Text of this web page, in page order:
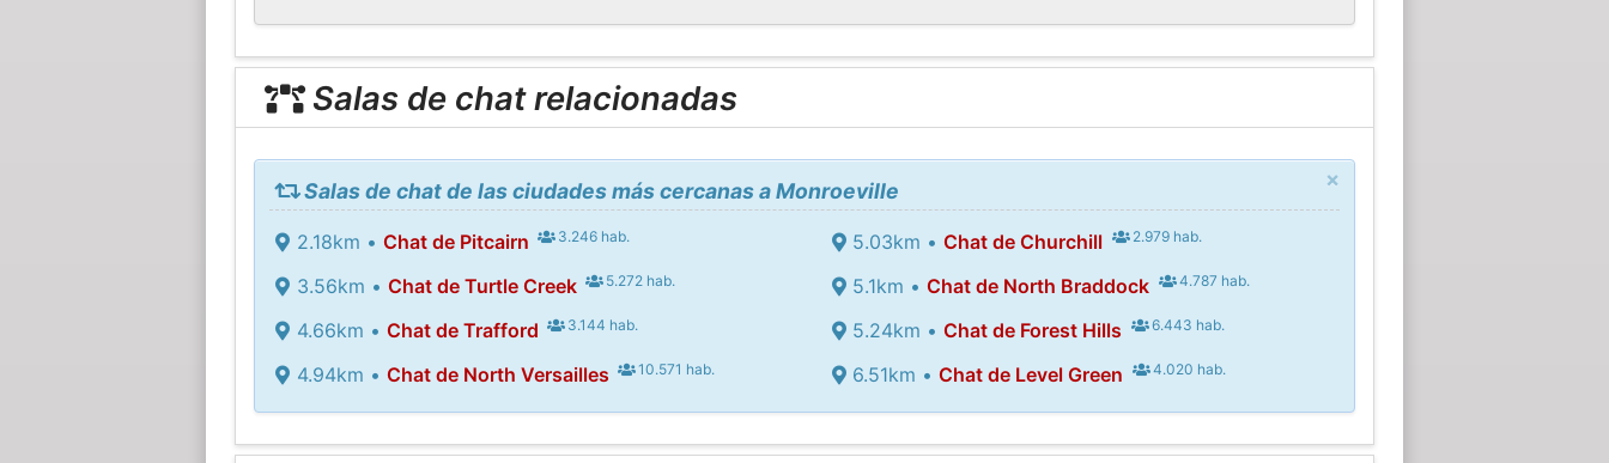
Salas de chat relacionadas
×
Salas de chat de las ciudades más cercanas a Monroeville
2.18km • Chat de Pitcairn 3.246 hab.
3.56km • Chat de Turtle Creek 5.272 hab.
4.66km • Chat de Trafford 3.144 hab.
4.94km • Chat de North Versailles 10.571 hab.
5.03km •Chat de Churchill 2.979 hab.
5.1km •Chat de North Braddock 4.787 hab.
5.24km •Chat de Forest Hills 6.443 hab.
6.51km •Chat de Level Green 4.020 hab.